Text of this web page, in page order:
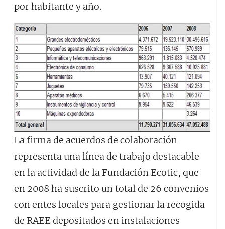
por habitante y año.
La firma de acuerdos de colaboración
representa una línea de trabajo destacable
en la actividad de la Fundación Ecotic, que
en 2008 ha suscrito un total de 26 convenios
con entes locales para gestionar la recogida
de RAEE depositados en instalaciones